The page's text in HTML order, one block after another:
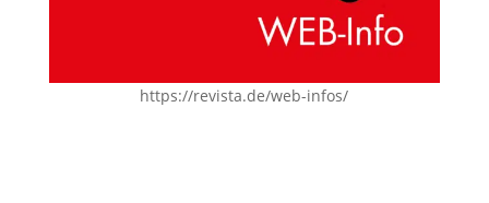
https://revista.de/web-infos/